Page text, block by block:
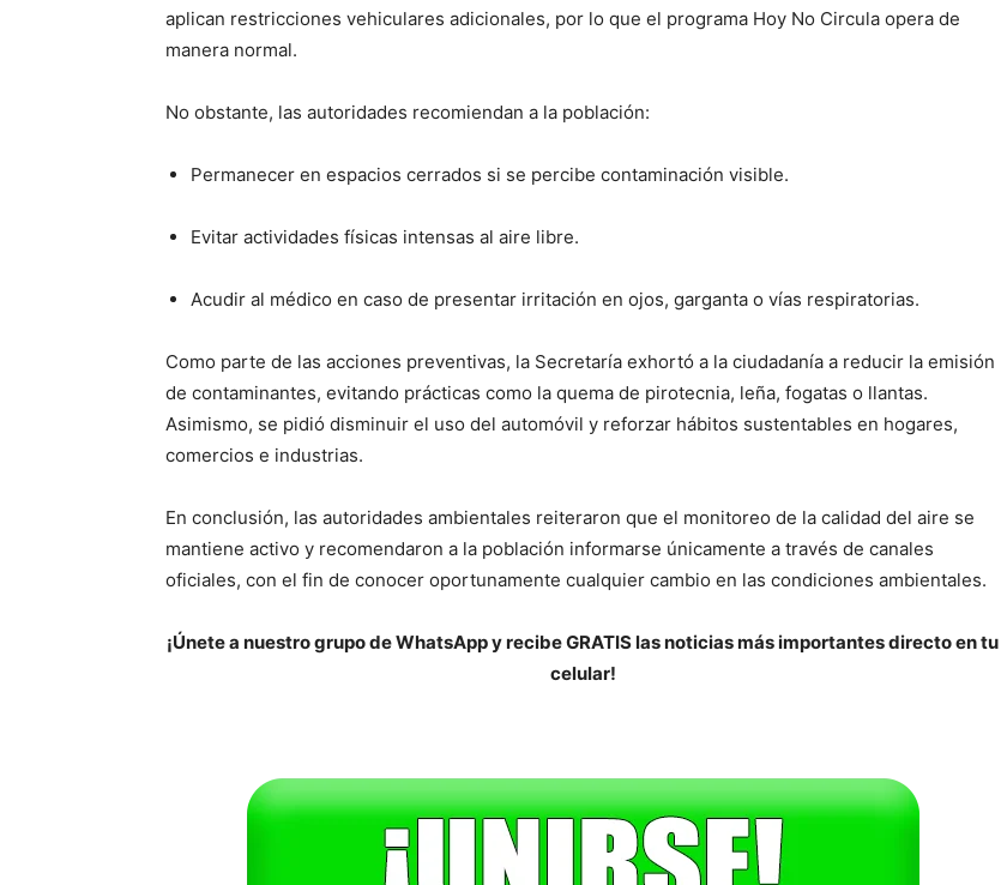
aplican restricciones vehiculares adicionales, por lo que el programa Hoy No Circula opera de
manera normal.
No obstante, las autoridades recomiendan a la población:
Permanecer en espacios cerrados si se percibe contaminación visible.
Evitar actividades físicas intensas al aire libre.
Acudir al médico en caso de presentar irritación en ojos, garganta o vías respiratorias.
Como parte de las acciones preventivas, la Secretaría exhortó a la ciudadanía a reducir la emisión
de contaminantes, evitando prácticas como la quema de pirotecnia, leña, fogatas o llantas.
Asimismo, se pidió disminuir el uso del automóvil y reforzar hábitos sustentables en hogares,
comercios e industrias.
En conclusión, las autoridades ambientales reiteraron que el monitoreo de la calidad del aire se
mantiene activo y recomendaron a la población informarse únicamente a través de canales
oficiales, con el fin de conocer oportunamente cualquier cambio en las condiciones ambientales.
¡Únete a nuestro grupo de WhatsApp y recibe GRATIS las noticias más importantes directo en tu
celular!